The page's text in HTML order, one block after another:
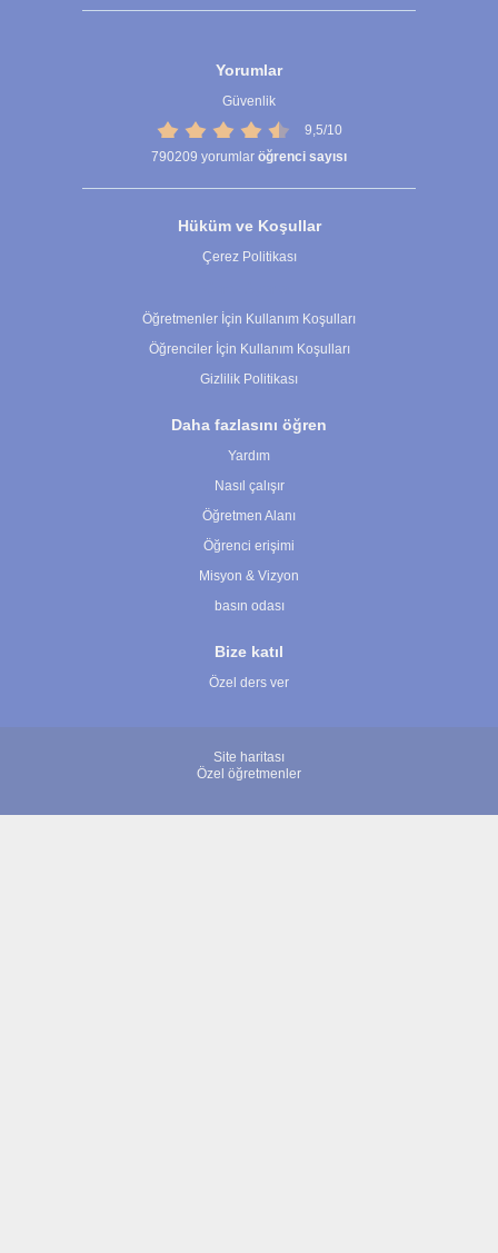
Yorumlar
Güvenlik
9,5/10
790209 yorumlar öğrenci sayısı
Hüküm ve Koşullar
Çerez Politikası
Öğretmenler İçin Kullanım Koşulları
Öğrenciler İçin Kullanım Koşulları
Gizlilik Politikası
Daha fazlasını öğren
Yardım
Nasıl çalışır
Öğretmen Alanı
Öğrenci erişimi
Misyon & Vizyon
basın odası
Bize katıl
Özel ders ver
Site haritası
Özel öğretmenler